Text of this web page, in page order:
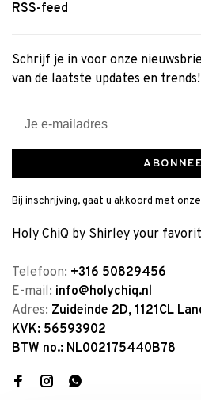
RSS-feed
Schrijf je in voor onze
van de laatste updates en trends!
Bij inschrijving, gaat u akkoord met
Holy ChiQ by Shirley your
Telefoon: +316 50829456
E-mail: info@holychiq.nl
Adres: Zuideinde 2D, 1121CL
KVK: 56593902
BTW no.: NL002175440B78